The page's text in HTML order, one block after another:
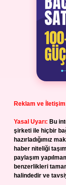
Reklam ve
Yasal Uyarı: Bu
şirketi ile hiçbir
hazırladığımız
haber niteliği
paylaşım
benzerlikleri
halindedir ve